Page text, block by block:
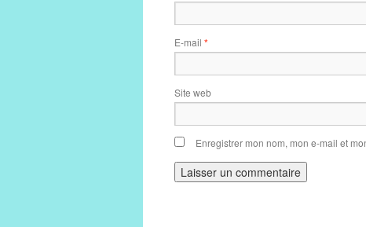
E-mail *
Site web
Enregistrer mon nom, mon e-mail et